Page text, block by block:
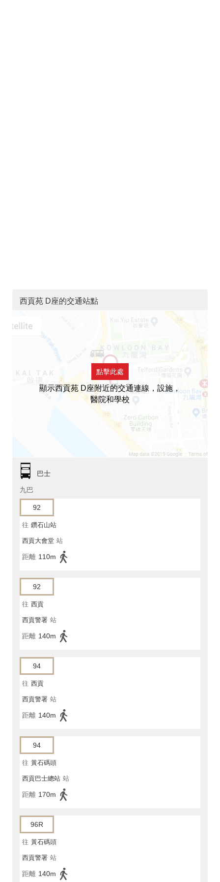
西貢苑 D座的交通站點
點擊此處
顯示西貢苑 D座附近的交通連線，設施，
醫院和學校
巴士
九巴
92
往 鑽石山站
西貢大會堂 站
距離 110m
92
往 西貢
西貢警署 站
距離 140m
94
往 西貢
西貢警署 站
距離 140m
94
往 黃石碼頭
西貢巴士總站 站
距離 170m
96R
往 黃石碼頭
西貢警署 站
距離 140m